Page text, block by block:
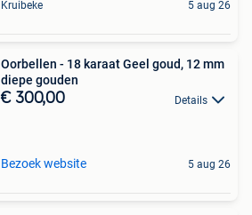
Kruibeke 5 aug 26
Oorbellen - 18 karaat Geel goud, 12 mm
diepe gouden
€ 300,00 Details
Bezoek website 5 aug 26